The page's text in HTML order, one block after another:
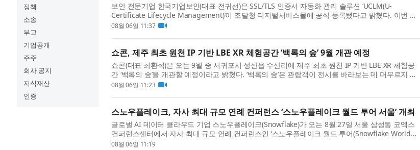
정책
소송
부고
기업공개
주주
회사 공지
지식재산
인증
보안 전문기업 한국기업보안(대표 전귀선)은 SSL/TLS 인증서 자동화 관리 솔루션 ‘UCLM(U-
Certificate Lifecycle Management)’이 조달청 디지털서비스몰에 공식 등록됐다고 밝혔다. 이번 등
록으로 공공기관은 조달청 디지털서비스몰을 통해 UCLM을 보다 간편한 조달 ...
08월 06일 11:37
쇼콘, 제주 최초 원천 IP 기반 LBE XR 체험공간 ‘백록의 숲’ 9월 개관 예정
쇼콘(대표 최환석)은 오는 9월 중 서귀포시 성산읍 수산리에 제주 최초 원천 IP 기반 LBE XR 체험공
간 ‘백록의 숲’을 개관할 예정이라고 밝혔다. ‘백록의 숲’은 관람객이 전시를 바라보는 데 머무르지 않
고, VR HMD를 착용한 채 실제 공간을 걸으며 이야기와 미션에 ...
08월 06일 11:23
스노우플레이크, 자사 최대 규모 연례 컨퍼런스 ‘스노우플레이크 월드 투어 서울’ 개최
글로벌 AI 데이터 클라우드 기업 스노우플레이크(Snowflake)가 오는 8월 27일 서울 삼성동 코엑스
컨퍼런스센터에서 자사 최대 규모 연례 컨퍼런스인 ‘스노우플레이크 월드 투어(Snowflake World
Tour) 서울’을 개최한다. ‘스노우플레이크 월드 투어’는 전 세계 23개...
08월 06일 11:19